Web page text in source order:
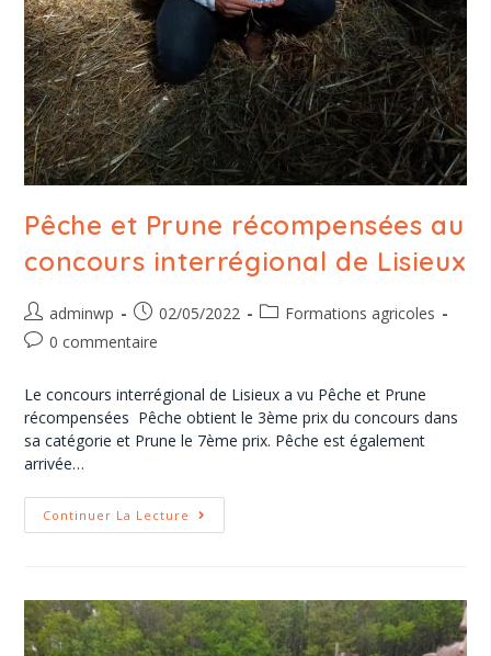
Pêche et Prune récompensées au
concours interrégional de Lisieux
adminwp 02/05/2022
Formations agricoles
0 commentaire
Le concours interrégional de Lisieux a vu Pêche et Prune
récompensées Pêche obtient le 3ème prix du concours dans
sa catégorie et Prune le 7ème prix. Pêche est également
arrivée…
Continuer La Lecture